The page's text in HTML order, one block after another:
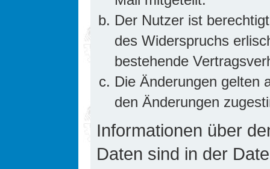
Der Nutzer ist
des Widerspruchs
bestehende
Die Änderungen gelten
den Änderungen
Informationen über
Daten sind in der